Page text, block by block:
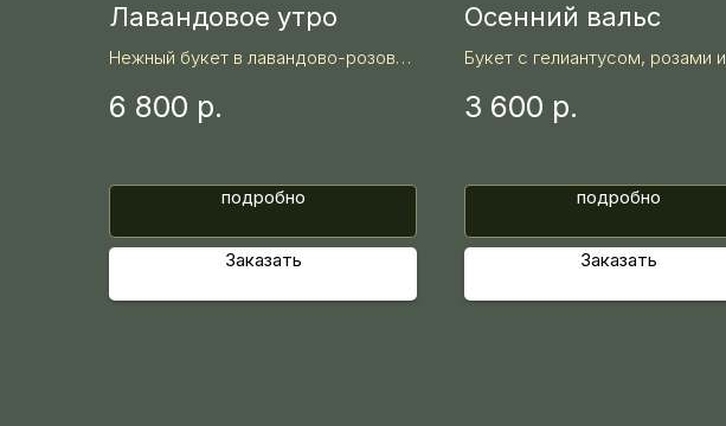
Лавандовое утро
Нежный букет в лавандово-розовой
хризантемами и сезонными
6 800 р.
подробно
Заказать
Осенний вальс
Букет с гелиантусом, розами и
гамме.
3 600 р.
подробно
Заказать